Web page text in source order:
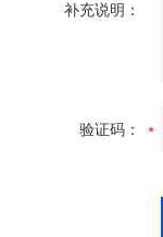
补充说明：
验证码：